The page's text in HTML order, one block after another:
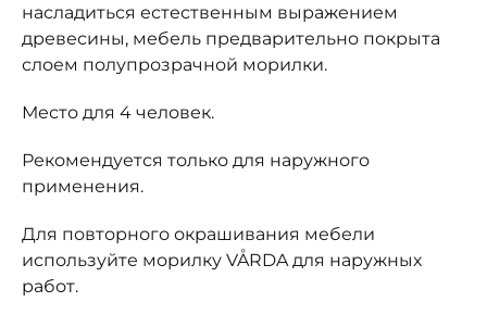
насладиться естественным выражением
древесины, мебель предварительно покрыта
слоем полупрозрачной морилки.
Место для 4 человек.
Рекомендуется только для наружного
применения.
Для повторного окрашивания мебели
используйте морилку VÅRDA для наружных
работ.